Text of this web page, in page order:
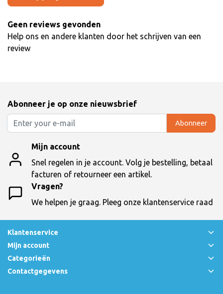
Geen reviews gevonden
Help ons en andere klanten door het schrijven van een
review
Abonneer je op onze nieuwsbrief
Abonneer
Mijn account
Snel regelen in je account. Volg je bestelling, betaal
facturen of retourneer een artikel.
Vragen?
We helpen je graag. Pleeg onze klantenservice raad
Klantenservice
Mijn account
Categorieën
Contactgegevens